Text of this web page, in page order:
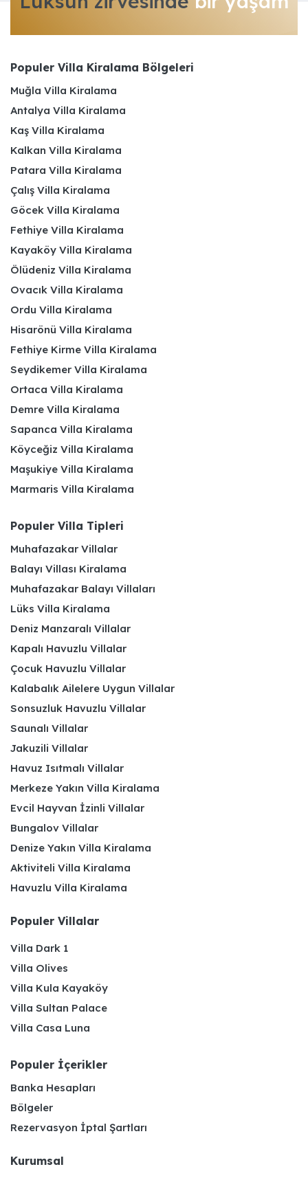
Populer Villa Kiralama Bölgeleri
Muğla Villa Kiralama
Antalya Villa Kiralama
Kaş Villa Kiralama
Kalkan Villa Kiralama
Patara Villa Kiralama
Çalış Villa Kiralama
Göcek Villa Kiralama
Fethiye Villa Kiralama
Kayaköy Villa Kiralama
Ölüdeniz Villa Kiralama
Ovacık Villa Kiralama
Ordu Villa Kiralama
Hisarönü Villa Kiralama
Fethiye Kirme Villa Kiralama
Seydikemer Villa Kiralama
Ortaca Villa Kiralama
Demre Villa Kiralama
Sapanca Villa Kiralama
Köyceğiz Villa Kiralama
Maşukiye Villa Kiralama
Marmaris Villa Kiralama
Populer Villa Tipleri
Muhafazakar Villalar
Balayı Villası Kiralama
Muhafazakar Balayı Villaları
Lüks Villa Kiralama
Deniz Manzaralı Villalar
Kapalı Havuzlu Villalar
Çocuk Havuzlu Villalar
Kalabalık Ailelere Uygun Villalar
Sonsuzluk Havuzlu Villalar
Saunalı Villalar
Jakuzili Villalar
Havuz Isıtmalı Villalar
Merkeze Yakın Villa Kiralama
Evcil Hayvan İzinli Villalar
Bungalov Villalar
Denize Yakın Villa Kiralama
Aktiviteli Villa Kiralama
Havuzlu Villa Kiralama
Populer Villalar
Villa Dark 1
Villa Olives
Villa Kula Kayaköy
Villa Sultan Palace
Villa Casa Luna
Populer İçerikler
Banka Hesapları
Bölgeler
Rezervasyon İptal Şartları
Kurumsal